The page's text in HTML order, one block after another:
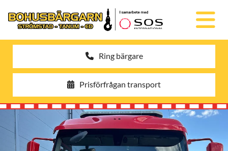
Ring bärgare
Prisförfrågan transport